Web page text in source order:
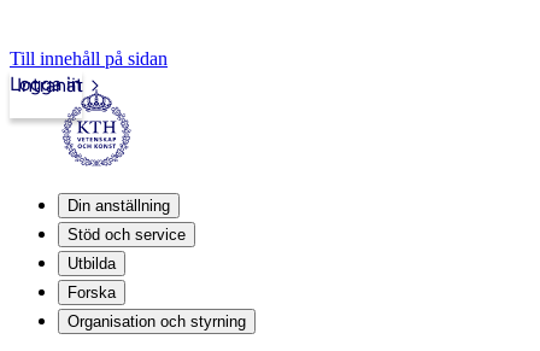
Till innehåll på sidan
Intranät
Logga in
Din anställning
Stöd och service
Utbilda
Forska
Organisation och styrning